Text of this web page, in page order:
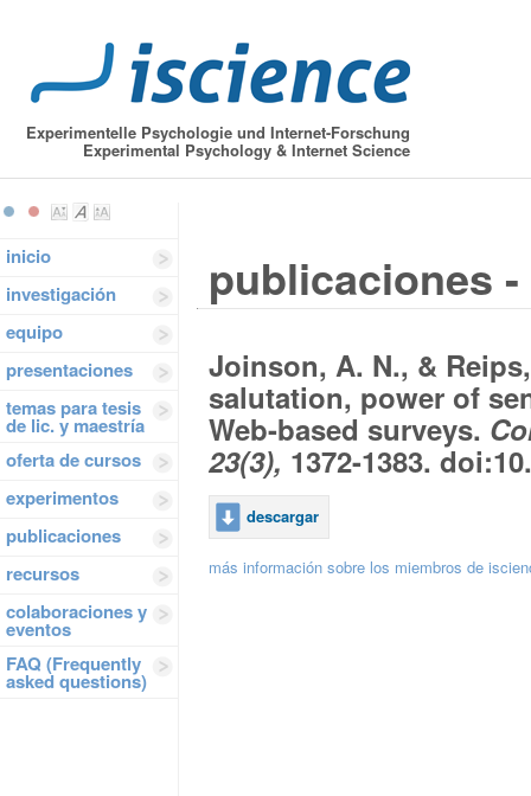
Experimentelle Psychologie und Internet-Forschung
Experimental Psychology & Internet Science
inicio
investigación
equipo
presentaciones
temas para tesis
de lic. y maestría
oferta de cursos
experimentos
publicaciones
recursos
colaboraciones y
eventos
FAQ (Frequently
asked questions)
publicaciones
Joinson, A. N., &
salutation, power of
Web-based surveys.
23(3), 1372-1383.
descargar
más información sobre los miembros de